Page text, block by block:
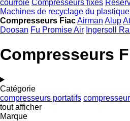
courroie Compresseurs fixes
Machines de recyclage du plastique
Compresseurs FiacAirman Alup
Doosan Fu Promise Air Ingersoll
Compresseurs
Catégorie
compresseurs portatifs
tout afficher
Marque